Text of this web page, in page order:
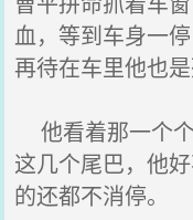
血，等到车身一
再待在车里他也是
他看着那一个
这几个尾巴，他
的还都不消停。